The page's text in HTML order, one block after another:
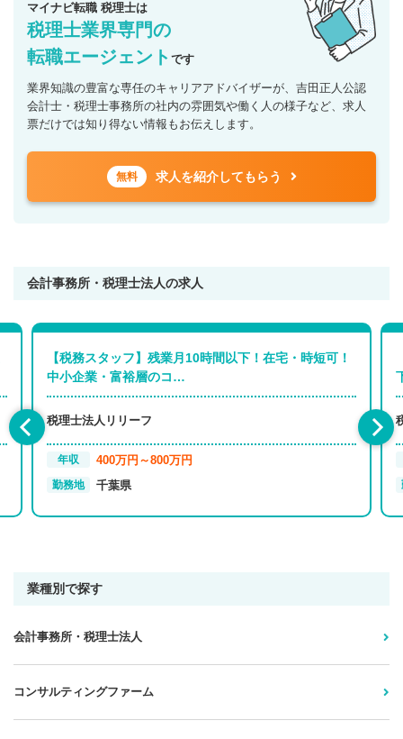
マイナビ転職 税理士は
税理士業界専門の
転職エージェント です
業界知識の豊富な専任のキャリアアドバイザーが、吉田正人公認
会計士・税理士事務所の社内の雰囲気や働く人の様子など、求人
票だけでは知り得ない情報もお伝えします。
無料 求人を紹介してもらう
会計事務所・税理士法人の求人
【税務スタッフ】残業月10時間以下！在宅・時短可！
中小企業・富裕層のコ…
税理士法人リリーフ
年収 400万円～800万円
勤務地 千葉県
業種別で探す
会計事務所・税理士法人
コンサルティングファーム